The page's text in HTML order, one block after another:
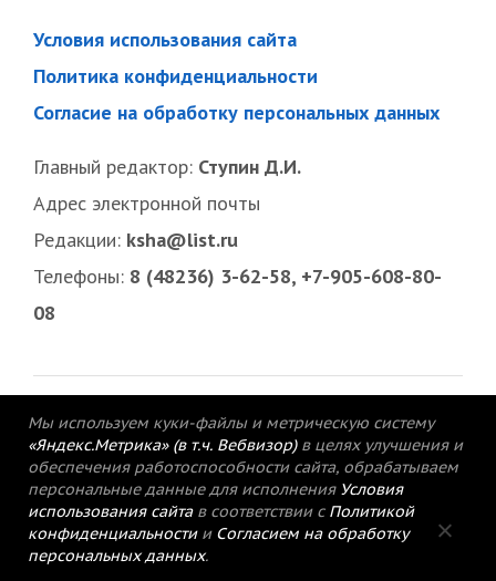
Условия использования сайта
Политика конфиденциальности
Согласие на обработку персональных данных
Главный редактор: Ступин Д.И.
Адрес электронной почты
Редакции: ksha@list.ru
Телефоны: 8 (48236) 3-62-58, +7-905-608-80-
08
© 2015-2021 Редакция газеты «Кимрский
Мы используем куки-файлы и метрическую систему
«Яндекс.Метрика» (в т.ч. Вебвизор) в целях улучшения и
обеспечения работоспособности сайта, обрабатываем
персональные данные для исполнения Условия
использования сайтав соответствии с Политикой
конфиденциальностии Согласием на обработку
персональных данных.